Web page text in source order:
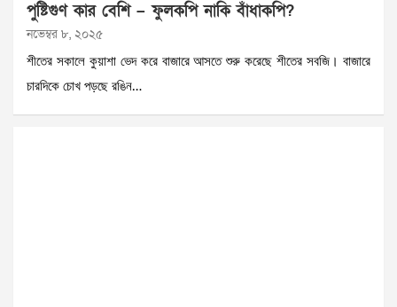
পুষ্টিগুণ কার বেশি – ফুলকপি নাকি বাঁধাকপি?
নভেম্বর ৮, ২০২৫
শীতের সকালে কুয়াশা ভেদ করে বাজারে আসতে শুরু করেছে শীতের সবজি। বাজারে
চারদিকে চোখ পড়ছে রঙিন…